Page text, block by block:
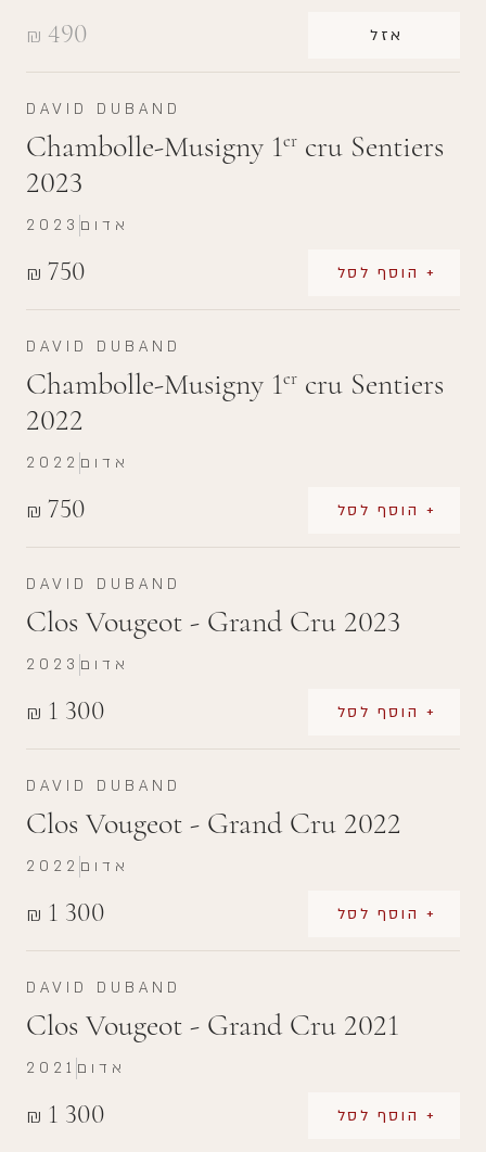
₪ 490 אזל
DAVID DUBAND
Chambolle-Musigny 1er cru Sentiers
2023
₪ 750 + הוסף לסל
2023 אדום
DAVID DUBAND
Chambolle-Musigny 1er cru Sentiers
2022
₪ 750 + הוסף לסל
2022 אדום
DAVID DUBAND
Clos Vougeot - Grand Cru 2023
₪ 1 300 + הוסף לסל
2023 אדום
DAVID DUBAND
Clos Vougeot - Grand Cru 2022
₪ 1 300 + הוסף לסל
2022 אדום
DAVID DUBAND
Clos Vougeot - Grand Cru 2021
₪ 1 300 + הוסף לסל
2021 אדום